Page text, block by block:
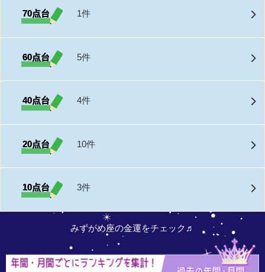
70点台 1件
60点台 5件
40点台 4件
20点台 10件
10点台 3件
みずがめ座の金運をチェック♬